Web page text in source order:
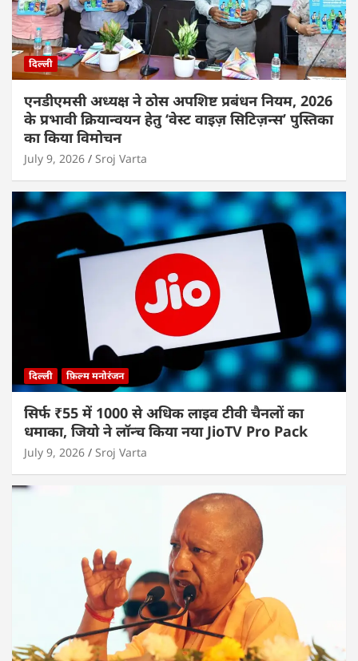
दिल्ली
एनडीएमसी अध्यक्ष ने ठोस अपशिष्ट प्रबंधन नियम, 2026
के प्रभावी क्रियान्वयन हेतु ‘वेस्ट वाइज़ सिटिज़न्स’ पुस्तिका
का किया विमोचन
July 9, 2026 Sroj Varta
दिल्ली फ़िल्म मनोरंजन
सिर्फ ₹55 में 1000 से अधिक लाइव टीवी चैनलों का
धमाका, जियो ने लॉन्च किया नया JioTV Pro Pack
July 9, 2026 Sroj Varta